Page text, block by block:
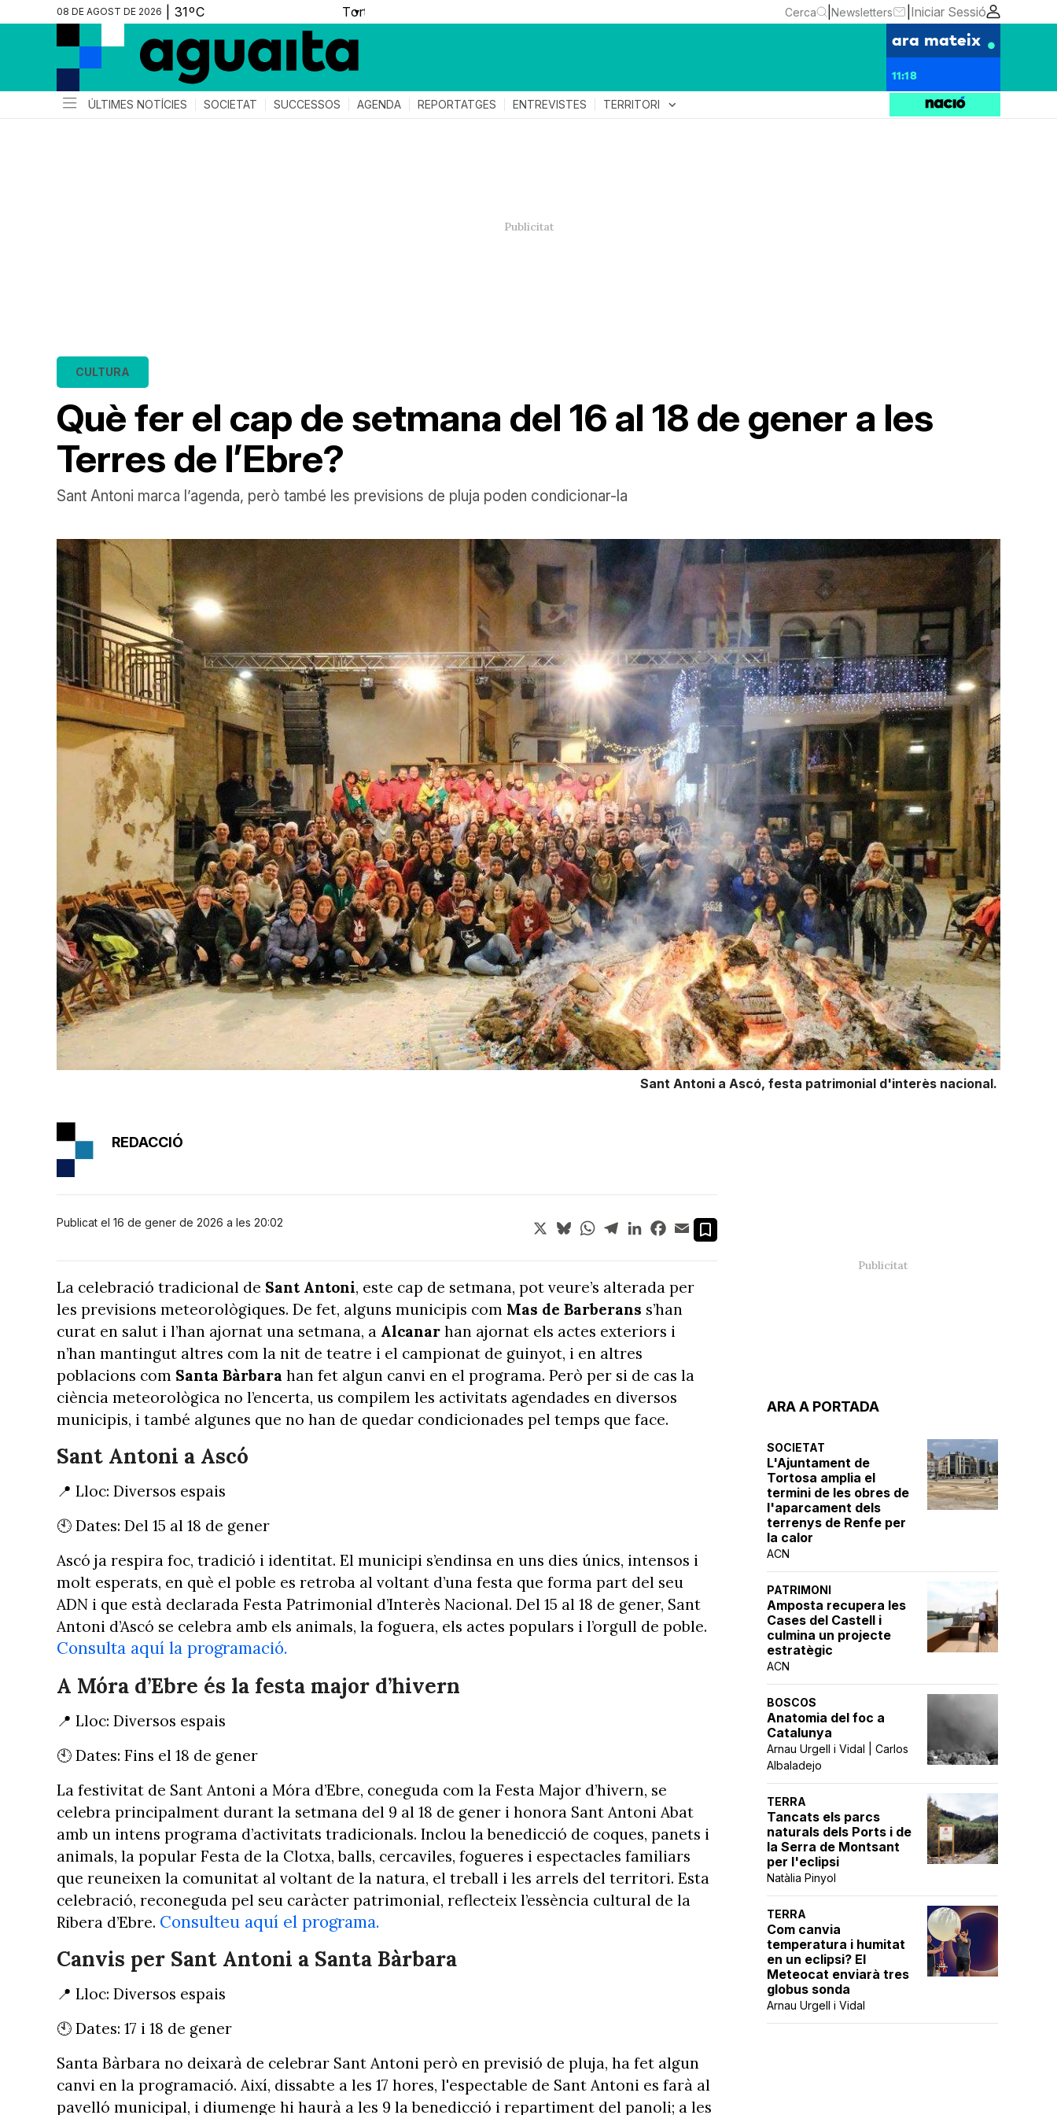
08 DE AGOST DE 2026 ▼ Cerca Newsletters Iniciar Sessió
ara mateix
11:18
ÚLTIMES NOTÍCIES SOCIETAT SUCCESSOS AGENDA REPORTATGES ENTREVISTES TERRITORI expand_more
Què fer el cap de setmana del 16 al 18 de gener a les
Terres de l’Ebre?
CULTURA
Sant Antoni marca l’agenda, però també les previsions de pluja poden condicionar-la
Sant Antoni a Ascó, festa patrimonial d'interès nacional.
ARA A PORTADA
SOCIETAT
L'Ajuntament de
Tortosa amplia el
termini de les obres de
l'aparcament dels
terrenys de Renfe per
la calor
ACN
PATRIMONI
Amposta recupera les
Cases del Castell i
culmina un projecte
estratègic
ACN
BOSCOS
Anatomia del foc a
Catalunya
Arnau Urgell i Vidal | Carlos
Albaladejo
TERRA
Tancats els parcs
naturals dels Ports i de
la Serra de Montsant
per l'eclipsi
Natàlia Pinyol
TERRA
Com canvia
temperatura i humitat
en un eclipsi? El
Meteocat enviarà tres
globus sonda
Arnau Urgell i Vidal
REDACCIÓ
Publicat el 16 de gener de 2026 a les 20:02 X BlueskyWhatsApp
TelegramLinkedInFacebook
Email
La celebració tradicional de Sant Antoni, este cap de setmana, pot veure’s alterada per
les previsions meteorològiques. De fet, alguns municipis com Mas de Barberans s’han
curat en salut i l’han ajornat una setmana, a Alcanar han ajornat els actes exteriors i
n’han mantingut altres com la nit de teatre i el campionat de guinyot, i en altres
poblacions com Santa Bàrbara han fet algun canvi en el programa. Però per si de cas la
ciència meteorològica no l’encerta, us compilem les activitats agendades en diversos
municipis, i també algunes que no han de quedar condicionades pel temps que face.
Sant Antoni a Ascó
📍 Lloc: Diversos espais
🕙 Dates: Del 15 al 18 de gener
Ascó ja respira foc, tradició i identitat. El municipi s’endinsa en uns dies únics, intensos i
molt esperats, en què el poble es retroba al voltant d’una festa que forma part del seu
ADN i que està declarada Festa Patrimonial d’Interès Nacional. Del 15 al 18 de gener, Sant
Antoni d’Ascó se celebra amb els animals, la foguera, els actes populars i l’orgull de poble.
Consulta aquí la programació.
A Móra d’Ebre és la festa major d’hivern
📍 Lloc: Diversos espais
🕙 Dates: Fins el 18 de gener
La festivitat de Sant Antoni a Móra d’Ebre, coneguda com la Festa Major d’hivern, se
celebra principalment durant la setmana del 9 al 18 de gener i honora Sant Antoni Abat
amb un intens programa d’activitats tradicionals. Inclou la benedicció de coques, panets i
animals, la popular Festa de la Clotxa, balls, cercaviles, fogueres i espectacles familiars
que reuneixen la comunitat al voltant de la natura, el treball i les arrels del territori. Esta
celebració, reconeguda pel seu caràcter patrimonial, reflecteix l’essència cultural de la
Ribera d’Ebre. Consulteu aquí el programa.
Canvis per Sant Antoni a Santa Bàrbara
📍 Lloc: Diversos espais
🕙 Dates: 17 i 18 de gener
Santa Bàrbara no deixarà de celebrar Sant Antoni però en previsió de pluja, ha fet algun
canvi en la programació. Així, dissabte a les 17 hores, l'espectable de Sant Antoni es farà al
pavelló municipal, i diumenge hi haurà a les 9 la benedicció i repartiment del panoli; a les